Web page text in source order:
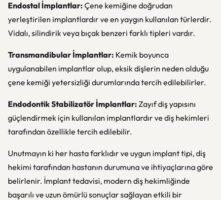
Endostal İmplantlar: Çene kemiğine doğrudan
yerleştirilen implantlardır ve en yaygın kullanılan türlerdir.
Vidalı, silindirik veya bıçak benzeri farklı tipleri vardır.
Transmandibular İmplantlar: Kemik boyunca
uygulanabilen implantlar olup, eksik dişlerin neden olduğu
çene kemiği yetersizliği durumlarında tercih edilebilirler.
Endodontik Stabilizatör İmplantlar: Zayıf diş yapısını
güçlendirmek için kullanılan implantlardır ve diş hekimleri
tarafından özellikle tercih edilebilir.
Unutmayın ki her hasta farklıdır ve uygun implant tipi, diş
hekimi tarafından hastanın durumuna ve ihtiyaçlarına göre
belirlenir. İmplant tedavisi, modern diş hekimliğinde
başarılı ve uzun ömürlü sonuçlar sağlayan etkili bir